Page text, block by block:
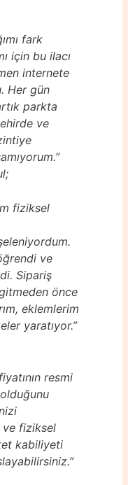
fark
için bu ilacı
internete
Her gün
parkta
ve
fiziksel
ve
Sipariş
önce
eklemlerim
yaratıyor.”
resmi
ve fiziksel
kabiliyeti